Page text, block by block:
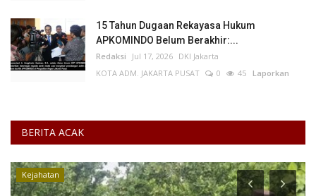
15 Tahun Dugaan Rekayasa Hukum
APKOMINDO Belum Berakhir:...
Redaksi Jul 17, 2026 DKI Jakarta
KOTA ADM. JAKARTA PUSAT
0 45 Laporkan
BERITA ACAK
Kalimantan Timur